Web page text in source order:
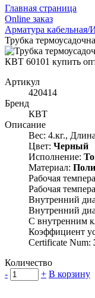
Главная страница
Оnline заказ
Арматура
Трубка
Артикул
420414
Бренд
КВТ
Описание
Вес: 4.кг.,
Цвет: Черный
Исполнение:
Материал:
Рабочая
Рабочая
Внутренний
Внутренний
С внутренним
Коэффициент
Certificate Num:
Количество
-
+ В корзину